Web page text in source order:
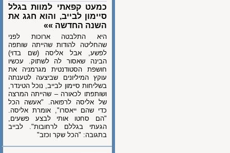
כמעט קפאתי למוות בגלל
סיימון לבייב, והוא חגג את
השנה החדשה »»
היא התלבטה ארוכות לפני
שהחליטה להודות שהייתה שותפה
לפשע, אבל אליסה (שם בדוי)
הבינה שאסור לה לשתוק. עכשיו
חושפת הסטודנטית מגרמניה את
עוקץ המיליונים שביצעה לטענתה
בשליחות סיימון לבייב, נוכל הטינדר,
ושותפתו לכאורה – שהייתה המרצה
של אליסה לרפואה. "אעשה הכל
כדי שהם ייאסרו", אומרת אליסה.
"הם סחטו אותי לבצע פשעים,
הגעתי בגללם לרחובות". לבייב
בתגובה: "הכל שקר וכזב"